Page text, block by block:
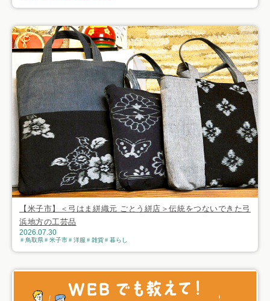
【米子市】＜弓はま絣織元 ごとう絣店＞伝統をつないできた弓
浜地方の工芸品
2026.07.30
鳥取県 米子市 洋服 雑貨 暮らし